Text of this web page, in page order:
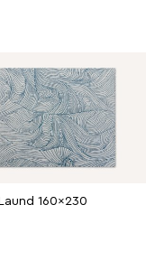
160x230